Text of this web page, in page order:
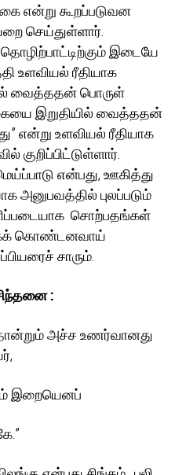
என்று கூறப்படுவன
செய்துள்ளார்.
இடையே
உளவியல் ரீதியாக
வைத்ததன் பொருள்
இறுதியில் வைத்ததன்
என்று உளவியல் ரீதியாக
குறிப்பிட்டுள்ளார்.
என்பது, ஊகித்து
அனுபவத்தில் புலப்படும்
சொற்பதங்கள்
கொண்டனவாய்
சாரும்.
:
தோன்றும் அச்ச உணர்வானது
இறையெனப்